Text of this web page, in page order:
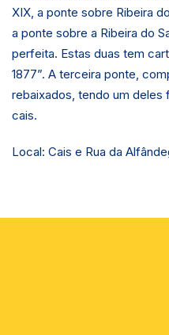
XIX, a ponte sobre Ribeira
a ponte sobre a Ribeira do
perfeita. Estas duas tem
1877”. A terceira ponte,
rebaixados, tendo um
cais.
Local: Cais e Rua da